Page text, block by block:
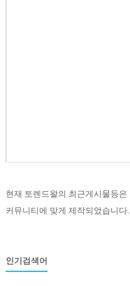
현재 토렌드왈의 최근게시물등은
커뮤니티에 맞게 제작되었습니다.
인기검색어